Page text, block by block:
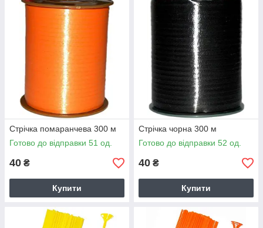
Стрічка помаранчева 300 м
Готово до відправки 51 од.
40 ₴
Купити
Стрічка чорна 300 м
Готово до відправки 52 од.
40 ₴
Купити